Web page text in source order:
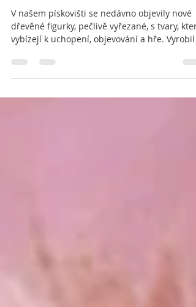
příběh dřevěných figurek a
tichého dárce
dřevěné figurky, pečlivě vyřezané, s tvary, které
vybízejí k uchopení, objevování a hře. Vyrobil
zanechal svůj příběh.